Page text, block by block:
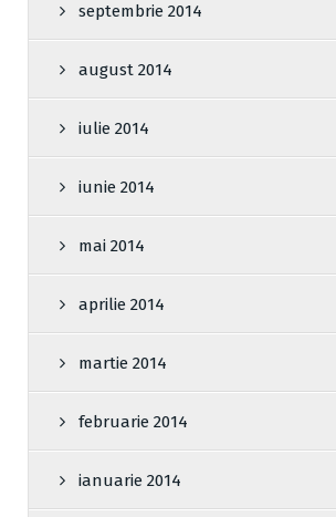
septembrie 2014
august 2014
iulie 2014
iunie 2014
mai 2014
aprilie 2014
martie 2014
februarie 2014
ianuarie 2014